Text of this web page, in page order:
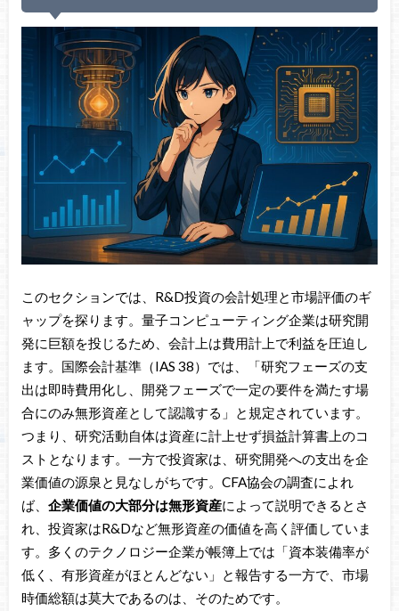
このセクションでは、R&D投資の会計処理と市場評価のギ
ャップを探ります。量子コンピューティング企業は研究開
発に巨額を投じるため、会計上は費用計上で利益を圧迫し
ます。国際会計基準（IAS 38）では、「研究フェーズの支
出は即時費用化し、開発フェーズで一定の要件を満たす場
合にのみ無形資産として認識する」と規定されています。
つまり、研究活動自体は資産に計上せず損益計算書上のコ
ストとなります。一方で投資家は、研究開発への支出を企
業価値の源泉と見なしがちです。CFA協会の調査によれ
ば、 企業価値の大部分は無形資産によって説明できるとさ
れ、投資家はR&Dなど無形資産の価値を高く評価していま
す。多くのテクノロジー企業が帳簿上では「資本装備率が
低く、有形資産がほとんどない」と報告する一方で、市場
時価総額は莫大であるのは、そのためです。